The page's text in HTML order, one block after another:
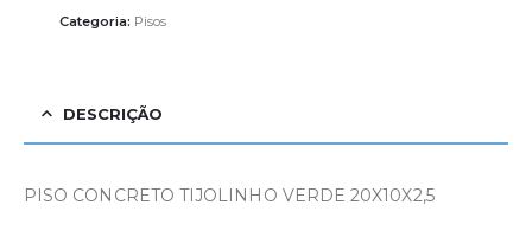
Categoria: Pisos
DESCRIÇÃO
PISO CONCRETO TIJOLINHO VERDE 20X10X2,5